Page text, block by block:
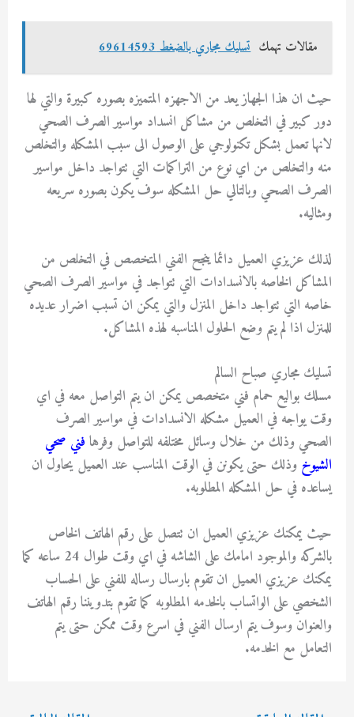
مقالات تهمك تسليك مجاري بالضغط 69614593
حيث ان هذا الجهاز يعد من الاجهزه المتميزه بصوره كبيرة والتي لها
دور كبير في التخلص من مشاكل انسداد مواسير الصرف الصحي
لانها تعمل بشكل تكنولوجي على الوصول الى سبب المشكله والتخلص
منه والتخلص من اي نوع من التراكمات التي تتواجد داخل مواسير
الصرف الصحي وبالتالي حل المشكله سوف يكون بصوره سريعه
ومثاليه.
لذلك عزيزي العميل دائما ينجح الفني المتخصص في التخلص من
المشاكل الخاصه بالانسدادات التي تتواجد في مواسير الصرف الصحي
خاصه التي تتواجد داخل المنزل والتي يمكن ان تسبب اضرار عديده
للمنزل اذا لم يتم وضع الحلول المناسبه لهذه المشاكل.
تسليك مجاري صباح السالم
مسلك بواليع حمام فني متخصص يمكن ان يتم التواصل معه في اي
وقت يواجه في العميل مشكله الانسدادات في مواسير الصرف
الصحي وذلك من خلال وسائل مختلفه للتواصل وفرهافني صحي
الشيوخ وذلك حتى يكونن في الوقت المناسب عند العميل يحاول ان
يساعده في حل المشكله المطلوبه.
حيث يمكنك عزيزي العميل ان تتصل على رقم الهاتف الخاص
بالشركه والموجود امامك على الشاشه في اي وقت طوال 24 ساعه كما
يمكنك عزيزي العميل ان تقوم بارسال رساله للفني على الحساب
الشخصي على الواتساب بالخدمه المطلوبه كما تقوم بتدويننا رقم الهاتف
والعنوان وسوف يتم ارسال الفني في اسرع وقت ممكن حتى يتم
التعامل مع الخدمه.